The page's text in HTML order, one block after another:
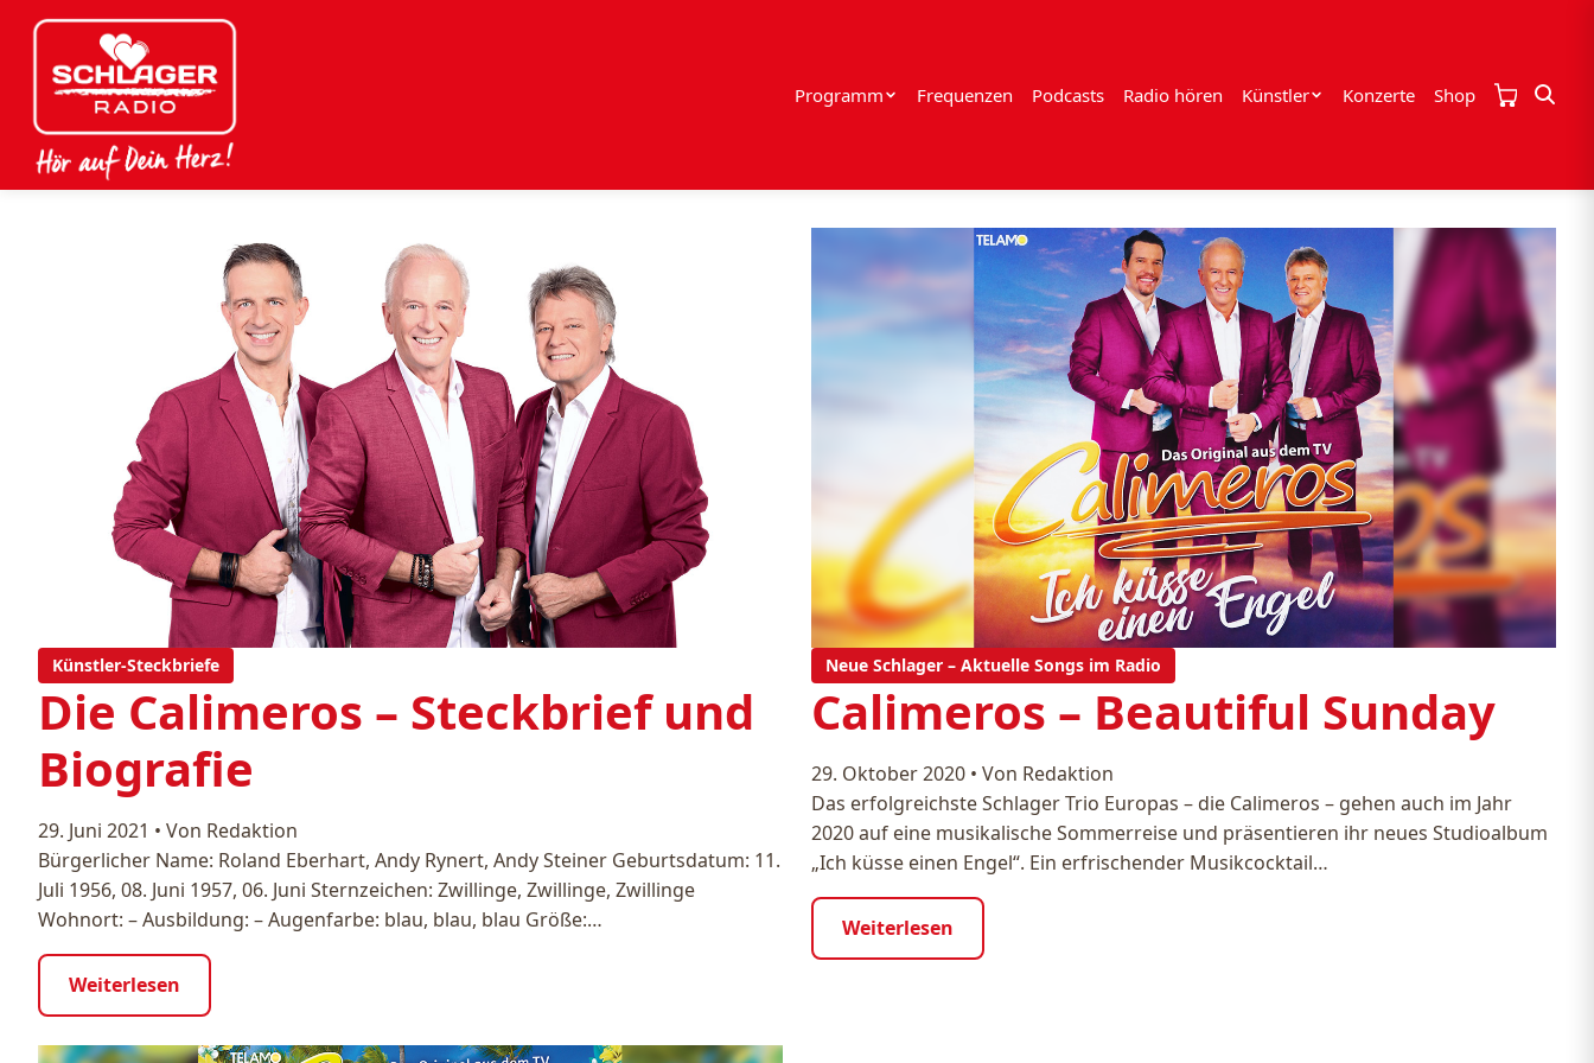
Programm Frequenzen Podcasts Radio hören Künstler Konzerte Shop
Künstler-Steckbriefe
Die Calimeros – Steckbrief und
Biografie
29. Juni 2021 • Von Redaktion
Bürgerlicher Name: Roland Eberhart, Andy Rynert, Andy Steiner Geburtsdatum: 11.
Juli 1956, 08. Juni 1957, 06. Juni Sternzeichen: Zwillinge, Zwillinge, Zwillinge
Wohnort: – Ausbildung: – Augenfarbe: blau, blau, blau Größe:…
Weiterlesen
Neue Schlager – Aktuelle Songs im Radio
Calimeros – Beautiful Sunday
29. Oktober 2020 • Von Redaktion
Das erfolgreichste Schlager Trio Europas – die Calimeros – gehen auch im Jahr
2020 auf eine musikalische Sommerreise und präsentieren ihr neues Studioalbum
„Ich küsse einen Engel“. Ein erfrischender Musikcocktail…
Weiterlesen